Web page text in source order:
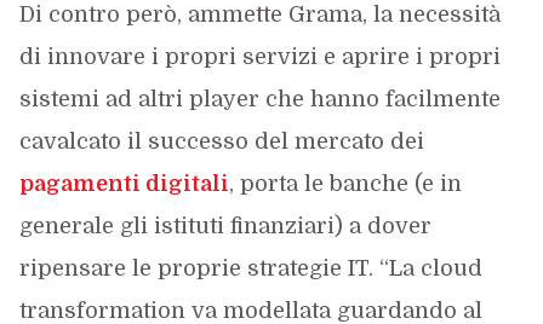
Di contro però, ammette Grama, la necessità
di innovare i propri servizi e aprire i propri
sistemi ad altri player che hanno facilmente
cavalcato il successo del mercato dei
pagamenti digitali, porta le banche (e in
generale gli istituti finanziari) a dover
ripensare le proprie strategie IT. “La cloud
transformation va modellata guardando al